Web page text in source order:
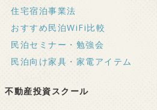
住宅宿泊事業法
おすすめ民泊WiFi比較
民泊セミナー・勉強会
民泊向け家具・家電アイテム
不動産投資スクール